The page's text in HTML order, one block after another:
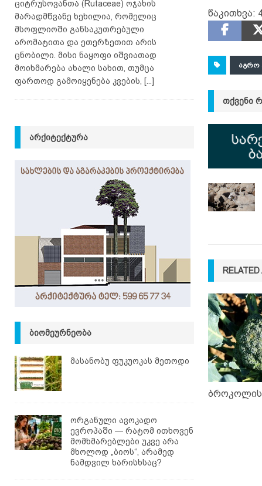
წაკითხვა:
ᲐᲒᲠᲝ
ᲗᲥᲕᲔᲜᲘ
ციტრუსოვანთა (Rutaceae) ოჯახის
მარადმწვანე ხეხილია, რომელიც
მსოფლიოში განსაკუთრებული
არომატითა და ეთერზეთით არის
ცნობილი. მისი ნაყოფი იშვიათად
მოიხმარება ახალი სახით, თუმცა
ფართოდ გამოიყენება კვების,
[...]
ᲐᲠᲥᲘᲢᲔᲥᲢᲣᲠᲐ
ᲑᲘᲝᲛᲔᲣᲠᲜᲔᲝᲑᲐ
მასანობუ ფუკუოკას მეთოდი
ორგანული ავოკადო
ევროპაში — რატომ ითხოვენ
მომხმარებლები უკვე არა
მხოლოდ „ბიოს“, არამედ
ნამდვილ ხარისხსაც?